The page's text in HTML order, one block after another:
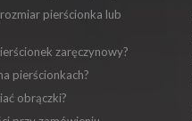
pierścionka lub
zaręczynowy?
pierścionkach?
obrączki?